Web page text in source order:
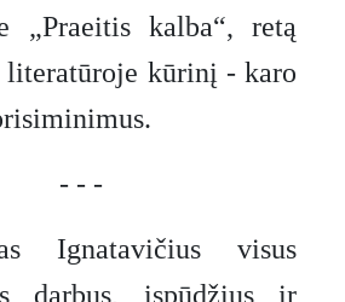
„Praeitis kalba“, retą
literatūroje kūrinį - karo
- - -
Ignatavičius visus
darbus, įspūdžius ir